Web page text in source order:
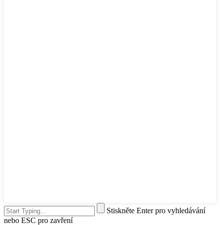
Stiskněte Enter pro vyhledávání
nebo ESC pro zavření